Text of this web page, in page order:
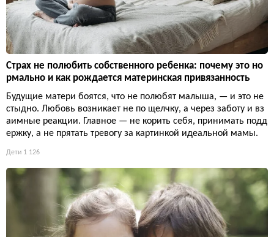
Страх не полюбить собственного ребенка: почему это но
рмально и как рождается материнская привязанность
Будущие матери боятся, что не полюбят малыша, — и это не
стыдно. Любовь возникает не по щелчку, а через заботу и вз
аимные реакции. Главное — не корить себя, принимать подд
ержку, а не прятать тревогу за картинкой идеальной мамы.
Дети 1 126